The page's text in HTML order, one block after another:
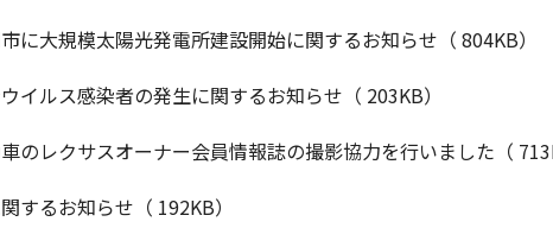
に大規模太陽光発電所建設開始に関するお知らせ（ 804KB）
イルス感染者の発生に関するお知らせ（ 203KB）
のレクサスオーナー会員情報誌の撮影協力を行いました（
するお知らせ（ 192KB）